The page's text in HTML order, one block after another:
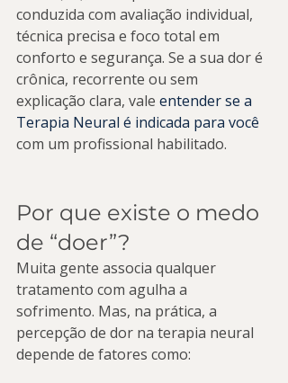
conduzida com avaliação individual,
técnica precisa e foco total em
conforto e segurança. Se a sua dor é
crônica, recorrente ou sem
explicação clara, vale entender se a
Terapia Neural é indicada para você
com um profissional habilitado.
Por que existe o medo
de “doer”?
Muita gente associa qualquer
tratamento com agulha a
sofrimento. Mas, na prática, a
percepção de dor na terapia neural
depende de fatores como: